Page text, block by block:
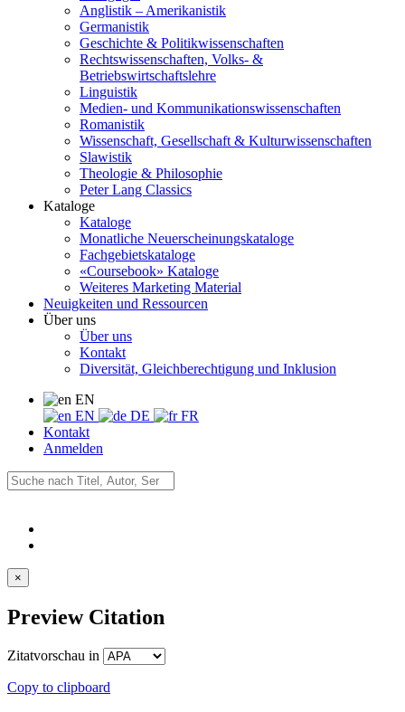
Anglistik – Amerikanistik
Germanistik
Geschichte & Politikwissenschaften
Rechtswissenschaften, Volks- &
Betriebswirtschaftslehre
Linguistik
Medien- und Kommunikationswissenschaften
Romanistik
Wissenschaft, Gesellschaft & Kulturwissenschaften
Slawistik
Theologie & Philosophie
Peter Lang Classics
Kataloge
Kataloge
Monatliche Neuerscheinungskataloge
Fachgebietskataloge
«Coursebook» Kataloge
Weiteres Marketing Material
Neuigkeiten und Ressourcen
Über uns
Über uns
Kontakt
Diversität, Gleichberechtigung und Inklusion
EN
EN
DE
FR
Kontakt
Anmelden
×
Preview Citation
Zitatvorschau in
Copy to clipboard